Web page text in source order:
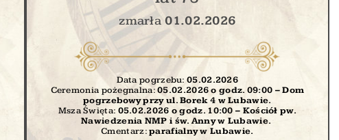
zmarła 01.02.2026
Data pogrzebu:05.02.2026
Ceremonia pożegnalna:05.02.2026 o godz. 09:00 – Dom
pogrzebowy przy ul. Borek 4 w Lubawie.
Msza Święta: 05.02.2026 o godz. 10:00– Kościół pw.
Nawiedzenia NMP i św. Anny w Lubawie.
Cmentarz:parafialny w Lubawie.